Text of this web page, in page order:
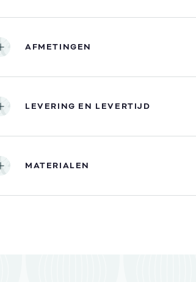
AFMETINGEN
LEVERING EN LEVERTIJD
MATERIALEN